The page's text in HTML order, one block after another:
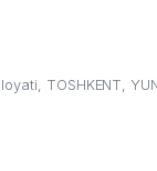
TOSHKENT,